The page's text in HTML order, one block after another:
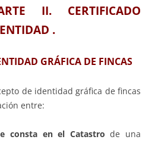
II. CERTIFICADO
.
GRÁFICA DE FINCAS
de identidad gráfica de fincas
entre:
consta en el Catastro de una